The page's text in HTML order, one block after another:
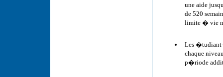
une aide
de 520
limite � vie
Les
chaque
p�riode